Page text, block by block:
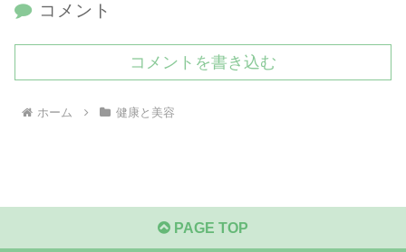
コメント
コメントを書き込む
ホーム 健康と美容
PAGE TOP